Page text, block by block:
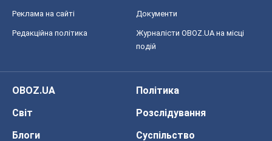
Реклама на сайті Документи
Редакційна політика
Журналісти OBOZ.UA на місці
подій
OBOZ.UA
Політика
Світ
Розслідування
Блоги
Суспільство